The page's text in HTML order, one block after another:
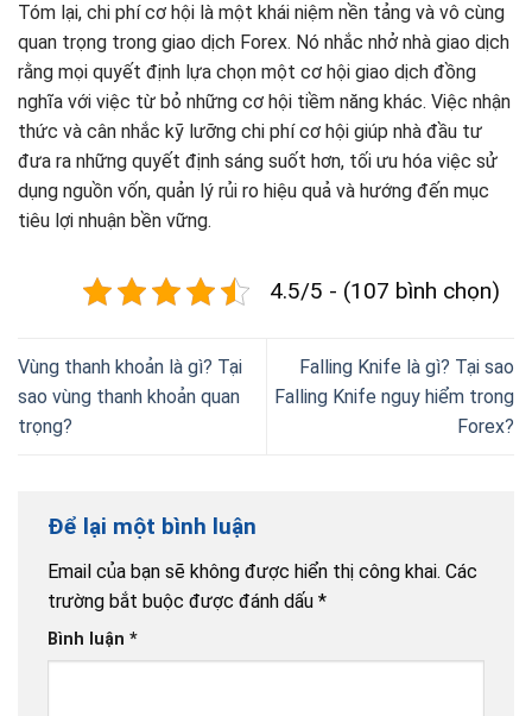
Tóm lại, chi phí cơ hội là một khái niệm nền tảng và vô cùng
quan trọng trong giao dịch Forex. Nó nhắc nhở nhà giao dịch
rằng mọi quyết định lựa chọn một cơ hội giao dịch đồng
nghĩa với việc từ bỏ những cơ hội tiềm năng khác. Việc nhận
thức và cân nhắc kỹ lưỡng chi phí cơ hội giúp nhà đầu tư
đưa ra những quyết định sáng suốt hơn, tối ưu hóa việc sử
dụng nguồn vốn, quản lý rủi ro hiệu quả và hướng đến mục
tiêu lợi nhuận bền vững.
4.5/5 - (107 bình chọn)
Vùng thanh khoản là gì? Tại
sao vùng thanh khoản quan
trọng?
Falling Knife là gì? Tại sao
Falling Knife nguy hiểm trong
Forex?
Để lại một bình luận
Email của bạn sẽ không được hiển thị công khai. Các
trường bắt buộc được đánh dấu *
Bình luận *